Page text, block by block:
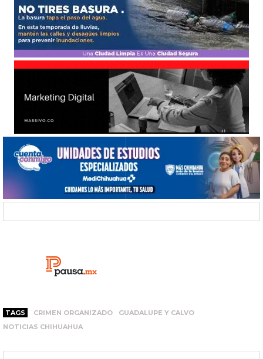
TAGS CRIMEN ORGANIZADO
GUADALUPE Y CALVO
NOTICIAS CHIHUAHUA